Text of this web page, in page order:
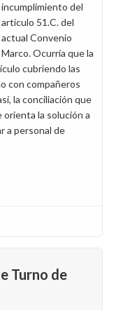
incumplimiento del
artículo 51.C. del
actual Convenio
Marco. Ocurría que la
cubriendo las
con compañeros
la conciliación que
la solución a
a personal de
Turno de